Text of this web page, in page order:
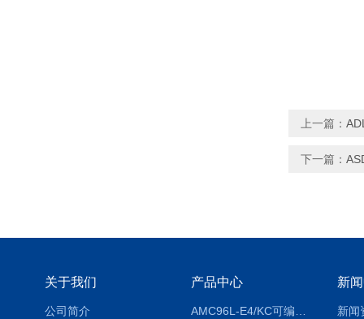
上一篇：
下一篇：
关于我们
公司简介
产品中心 新
新闻